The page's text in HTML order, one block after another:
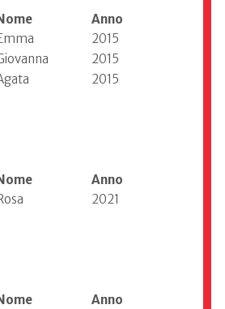
Anno
2015
2015
2015
Anno
2021
Anno